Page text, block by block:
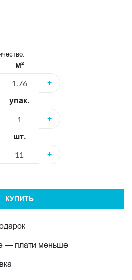
м²
+
упак.
+
шт.
+
КУПИТЬ
— плати меньше